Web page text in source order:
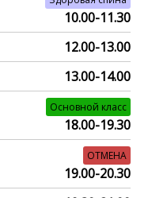
10.00-11.30
12.00-13.00
13.00-14.00
Основной класс
18.00-19.30
ОТМЕНА
19.00-20.30